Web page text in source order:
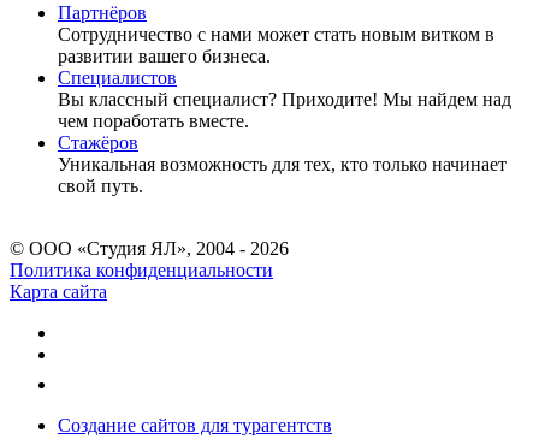
Партнёров
Сотрудничество c нами может стать новым витком в
развитии вашего бизнеса.
Специалистов
Вы классный специалист? Приходите! Мы найдем над
чем поработать вместе.
Стажёров
Уникальная возможность для тех, кто только начинает
свой путь.
© ООО «Студия ЯЛ», 2004 - 2026
Политика конфиденциальности
Карта сайта
Создание сайтов для турагентств